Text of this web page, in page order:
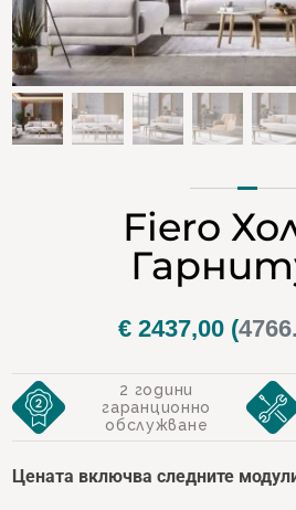
Fiero
€ 2437,00 (
2 години
гаранционно
обслужване
Цената включва следните